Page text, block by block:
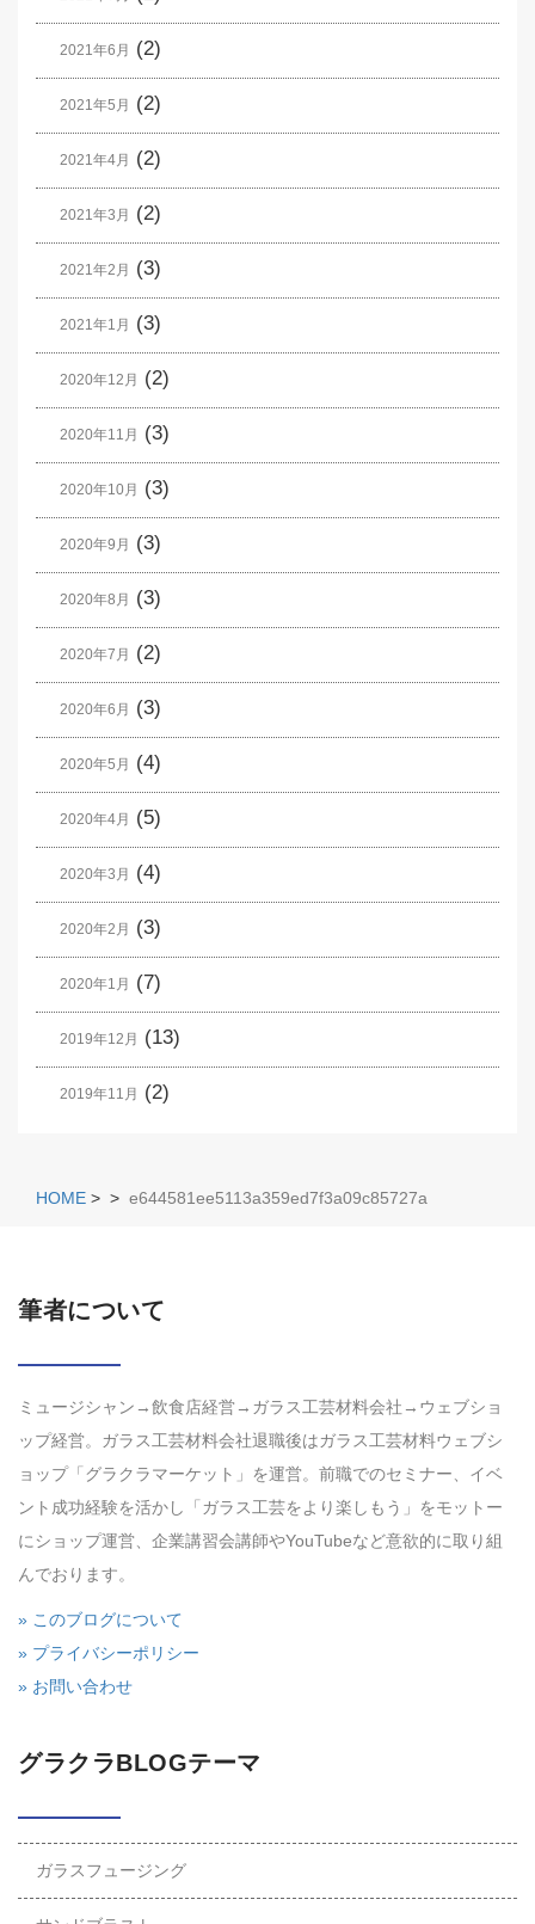
2021年6月 (2)
2021年5月 (2)
2021年4月 (2)
2021年3月 (2)
2021年2月 (3)
2021年1月 (3)
2020年12月 (2)
2020年11月 (3)
2020年10月 (3)
2020年9月 (3)
2020年8月 (3)
2020年7月 (2)
2020年6月 (3)
2020年5月 (4)
2020年4月 (5)
2020年3月 (4)
2020年2月 (3)
2020年1月 (7)
2019年12月 (13)
2019年11月 (2)
HOME > > e644581ee5113a359ed7f3a09c85727a
筆者について
ミュージシャン→飲食店経営→ガラス工芸材料会社→ウェブショ
ップ経営。ガラス工芸材料会社退職後はガラス工芸材料ウェブシ
ョップ「グラクラマーケット」を運営。前職でのセミナー、イベ
ント成功経験を活かし「ガラス工芸をより楽しもう」をモットー
にショップ運営、企業講習会講師やYouTubeなど意欲的に取り組
んでおります。
» このブログについて
» プライバシーポリシー
» お問い合わせ
グラクラBLOGテーマ
ガラスフュージング